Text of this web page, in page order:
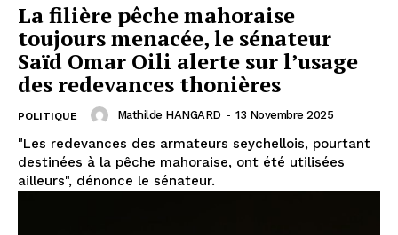
La filière pêche mahoraise
toujours menacée, le sénateur
Saïd Omar Oili alerte sur l’usage
des redevances thonières
POLITIQUE Mathilde HANGARD - 13 Novembre 2025
"Les redevances des armateurs seychellois, pourtant
destinées à la pêche mahoraise, ont été utilisées
ailleurs", dénonce le sénateur.